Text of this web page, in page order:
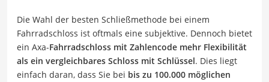
Die Wahl der besten Schließmethode bei einem
Fahrradschloss ist oftmals eine subjektive. Dennoch bietet
ein Axa-Fahrradschloss mit Zahlencode mehr Flexibilität
als ein vergleichbares Schloss mit Schlüssel. Dies liegt
einfach daran, dass Sie bei bis zu 100.000 möglichen